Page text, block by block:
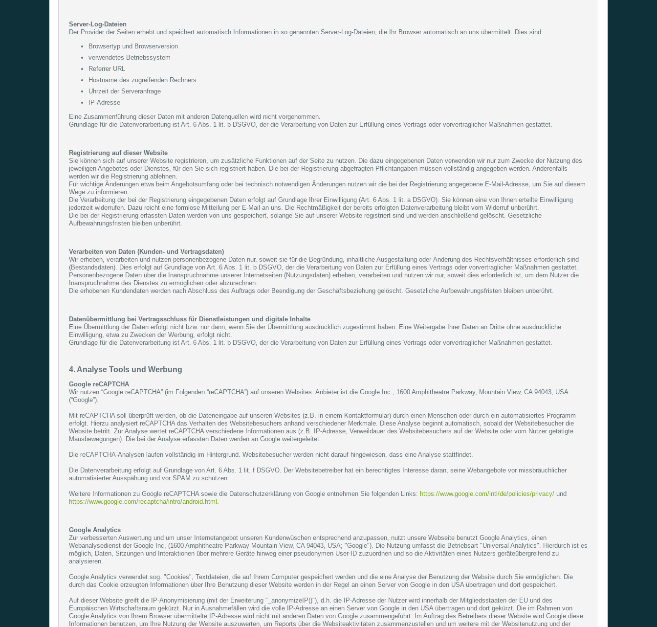
Server-Log-Dateien
Der Provider der Seiten erhebt und speichert automatisch Informationen in so genannten Server-Log-Dateien, die Ihr Browser automatisch an uns übermittelt. Dies sind:
Browsertyp und Browserversion
verwendetes Betriebssystem
Referrer URL
Hostname des zugreifenden Rechners
Uhrzeit der Serveranfrage
IP-Adresse
Eine Zusammenführung dieser Daten mit anderen Datenquellen wird nicht vorgenommen.
Grundlage für die Datenverarbeitung ist Art. 6 Abs. 1 lit. b DSGVO, der die Verarbeitung von Daten zur Erfüllung eines Vertrags oder vorvertraglicher Maßnahmen gestattet.
Registrierung auf dieser Website
Sie können sich auf unserer Website registrieren, um zusätzliche Funktionen auf der Seite zu nutzen. Die dazu eingegebenen Daten verwenden wir nur zum Zwecke der Nutzung des
jeweiligen Angebotes oder Dienstes, für den Sie sich registriert haben. Die bei der Registrierung abgefragten Pflichtangaben müssen vollständig angegeben werden. Anderenfalls
werden wir die Registrierung ablehnen.
Für wichtige Änderungen etwa beim Angebotsumfang oder bei technisch notwendigen Änderungen nutzen wir die bei der Registrierung angegebene E-Mail-Adresse, um Sie auf diesem
Wege zu informieren.
Die Verarbeitung der bei der Registrierung eingegebenen Daten erfolgt auf Grundlage Ihrer Einwilligung (Art. 6 Abs. 1 lit. a DSGVO). Sie können eine von Ihnen erteilte Einwilligung
jederzeit widerrufen. Dazu reicht eine formlose Mitteilung per E-Mail an uns. Die Rechtmäßigkeit der bereits erfolgten Datenverarbeitung bleibt vom Widerruf unberührt.
Die bei der Registrierung erfassten Daten werden von uns gespeichert, solange Sie auf unserer Website registriert sind und werden anschließend gelöscht. Gesetzliche
Aufbewahrungsfristen bleiben unberührt.
Verarbeiten von Daten (Kunden- und Vertragsdaten)
Wir erheben, verarbeiten und nutzen personenbezogene Daten nur, soweit sie für die Begründung, inhaltliche Ausgestaltung oder Änderung des Rechtsverhältnisses erforderlich sind
(Bestandsdaten). Dies erfolgt auf Grundlage von Art. 6 Abs. 1 lit. b DSGVO, der die Verarbeitung von Daten zur Erfüllung eines Vertrags oder vorvertraglicher Maßnahmen gestattet.
Personenbezogene Daten über die Inanspruchnahme unserer Internetseiten (Nutzungsdaten) erheben, verarbeiten und nutzen wir nur, soweit dies erforderlich ist, um dem Nutzer die
Inanspruchnahme des Dienstes zu ermöglichen oder abzurechnen.
Die erhobenen Kundendaten werden nach Abschluss des Auftrags oder Beendigung der Geschäftsbeziehung gelöscht. Gesetzliche Aufbewahrungsfristen bleiben unberührt.
Datenübermittlung bei Vertragsschluss für Dienstleistungen und digitale Inhalte
Eine Übermittlung der Daten erfolgt nicht bzw. nur dann, wenn Sie der Übermittlung ausdrücklich zugestimmt haben. Eine Weitergabe Ihrer Daten an Dritte ohne ausdrückliche
Einwilligung, etwa zu Zwecken der Werbung, erfolgt nicht.
Grundlage für die Datenverarbeitung ist Art. 6 Abs. 1 lit. b DSGVO, der die Verarbeitung von Daten zur Erfüllung eines Vertrags oder vorvertraglicher Maßnahmen gestattet.
4. Analyse Tools und Werbung
Google reCAPTCHA
Wir nutzen “Google reCAPTCHA” (im Folgenden “reCAPTCHA”) auf unseren Websites. Anbieter ist die Google Inc., 1600 Amphitheatre Parkway, Mountain View, CA 94043, USA
(“Google”).
Mit reCAPTCHA soll überprüft werden, ob die Dateneingabe auf unseren Websites (z.B. in einem Kontaktformular) durch einen Menschen oder durch ein automatisiertes Programm
erfolgt. Hierzu analysiert reCAPTCHA das Verhalten des Websitebesuchers anhand verschiedener Merkmale. Diese Analyse beginnt automatisch, sobald der Websitebesucher die
Website betritt. Zur Analyse wertet reCAPTCHA verschiedene Informationen aus (z.B. IP-Adresse, Verweildauer des Websitebesuchers auf der Website oder vom Nutzer getätigte
Mausbewegungen). Die bei der Analyse erfassten Daten werden an Google weitergeleitet.
Die reCAPTCHA-Analysen laufen vollständig im Hintergrund. Websitebesucher werden nicht darauf hingewiesen, dass eine Analyse stattfindet.
Die Datenverarbeitung erfolgt auf Grundlage von Art. 6 Abs. 1 lit. f DSGVO. Der Websitebetreiber hat ein berechtigtes Interesse daran, seine Webangebote vor missbräuchlicher
automatisierter Ausspähung und vor SPAM zu schützen.
Weitere Informationen zu Google reCAPTCHA sowie die Datenschutzerklärung von Google entnehmen Sie folgenden Links: https://www.google.com/intl/de/policies/privacy/und
https://www.google.com/recaptcha/intro/android.html
Google Analytics
Zur verbesserten Auswertung und um unser Internetangebot unseren Kundenwüschen entsprechend anzupassen, nutzt unsere Webseite benutzt Google Analytics, einen
Webanalysedienst der Google Inc, (1600 Amphitheatre Parkway Mountain View, CA 94043, USA; "Google"). Die Nutzung umfasst die Betriebsart "Universal Analytics". Hierdurch ist es
möglich, Daten, Sitzungen und Interaktionen über mehrere Geräte hinweg einer pseudonymen User-ID zuzuordnen und so die Aktivitäten eines Nutzers geräteübergreifend zu
analysieren.
Google Analytics verwendet sog. "Cookies", Textdateien, die auf Ihrem Computer gespeichert werden und die eine Analyse der Benutzung der Website durch Sie ermöglichen. Die
durch das Cookie erzeugten Informationen über Ihre Benutzung dieser Website werden in der Regel an einen Server von Google in den USA übertragen und dort gespeichert.
Auf dieser Website greift die IP-Anonymisierung (mit der Erweiterung "_anonymizeIP()"), d.h. die IP-Adresse der Nutzer wird innerhalb der Mitgliedsstaaten der EU und des
Europäischen Wirtschaftsraum gekürzt. Nur in Ausnahmefällen wird die volle IP-Adresse an einen Server von Google in den USA übertragen und dort gekürzt. Die im Rahmen von
Google Analytics von Ihrem Browser übermittelte IP-Adresse wird nicht mit anderen Daten von Google zusammengeführt. Im Auftrag des Betreibers dieser Website wird Google diese
Informationen benutzen, um Ihre Nutzung der Website auszuwerten, um Reports über die Websiteaktivitäten zusammenzustellen und um weitere mit der Websitenutzung und der